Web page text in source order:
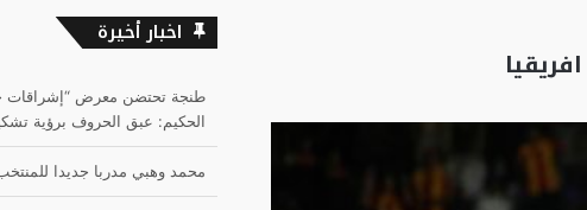
اخبار أخيرة
طنجة تحتضن معرض “إشراقات
الحكيم: عبق الحروف برؤية
محمد وهبي مدربا جديدا